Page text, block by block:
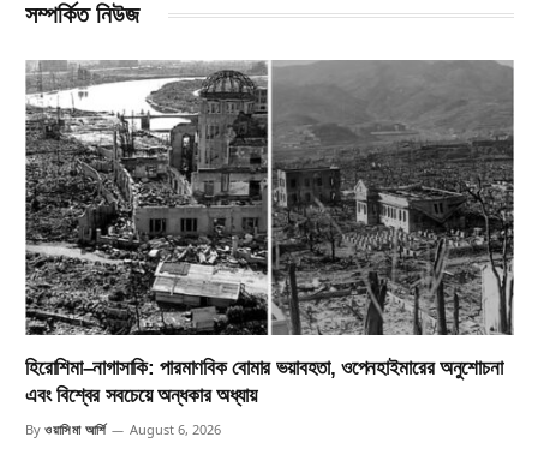
সম্পর্কিত নিউজ
হিরোশিমা–নাগাসাকি: পারমাণবিক বোমার ভয়াবহতা, ওপেনহাইমারের অনুশোচনা
এবং বিশ্বের সবচেয়ে অন্ধকার অধ্যায়
By ওয়াসিমা আর্শি August 6, 2026